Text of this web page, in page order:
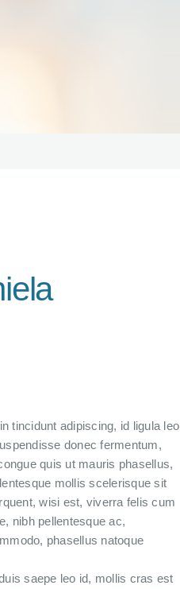
tincidunt adipiscing, id ligula leo
donec fermentum,
quis ut mauris phasellus,
mollis scelerisque sit
wisi est, viverra felis cum
nibh pellentesque ac,
phasellus natoque
saepe leo id, mollis cras est